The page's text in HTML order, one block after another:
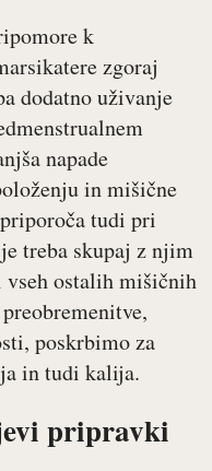
k
zgoraj
dodatno uživanje
napade
in mišične
tudi pri
treba skupaj z njim
ostalih mišičnih
poskrbimo za
in tudi kalija.
pripravki